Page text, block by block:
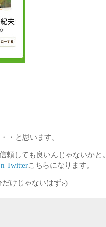
・と思います。
頼しても良いんじゃないかと。
Twitterこちらになります。
けじゃないはず;-)